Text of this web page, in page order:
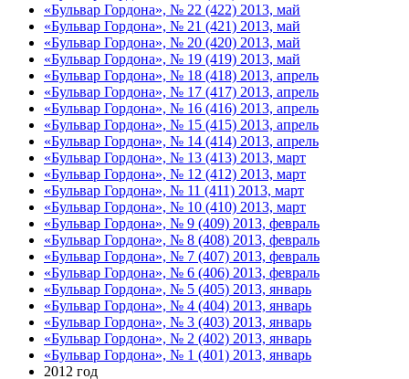
«Бульвар Гордона», № 22 (422) 2013, май
«Бульвар Гордона», № 21 (421) 2013, май
«Бульвар Гордона», № 20 (420) 2013, май
«Бульвар Гордона», № 19 (419) 2013, май
«Бульвар Гордона», № 18 (418) 2013, апрель
«Бульвар Гордона», № 17 (417) 2013, апрель
«Бульвар Гордона», № 16 (416) 2013, апрель
«Бульвар Гордона», № 15 (415) 2013, апрель
«Бульвар Гордона», № 14 (414) 2013, апрель
«Бульвар Гордона», № 13 (413) 2013, март
«Бульвар Гордона», № 12 (412) 2013, март
«Бульвар Гордона», № 11 (411) 2013, март
«Бульвар Гордона», № 10 (410) 2013, март
«Бульвар Гордона», № 9 (409) 2013, февраль
«Бульвар Гордона», № 8 (408) 2013, февраль
«Бульвар Гордона», № 7 (407) 2013, февраль
«Бульвар Гордона», № 6 (406) 2013, февраль
«Бульвар Гордона», № 5 (405) 2013, январь
«Бульвар Гордона», № 4 (404) 2013, январь
«Бульвар Гордона», № 3 (403) 2013, январь
«Бульвар Гордона», № 2 (402) 2013, январь
«Бульвар Гордона», № 1 (401) 2013, январь
2012 год